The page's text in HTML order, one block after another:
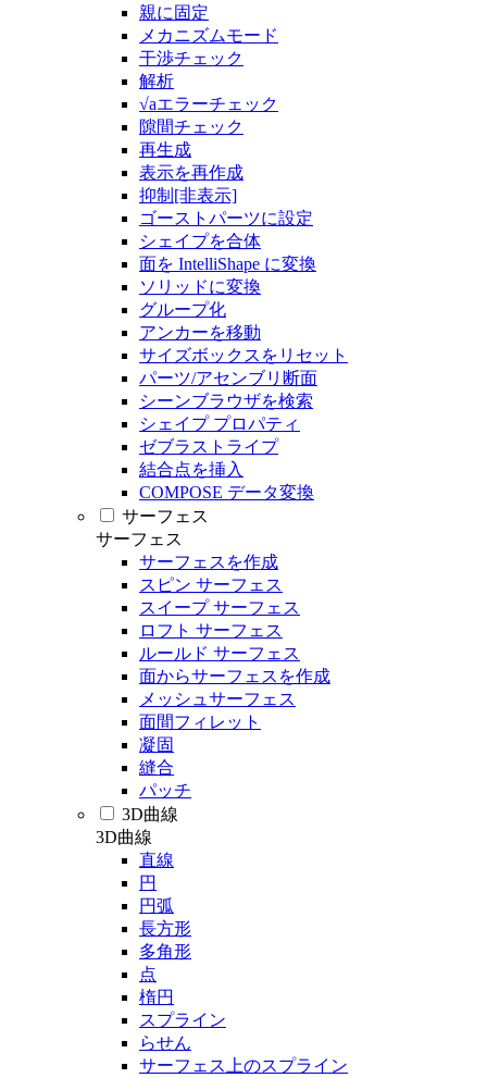
親に固定
メカニズムモード
干渉チェック
解析
√aエラーチェック
隙間チェック
再生成
表示を再作成
抑制[非表示]
ゴーストパーツに設定
シェイプを合体
面を IntelliShape に変換
ソリッドに変換
グループ化
アンカーを移動
サイズボックスをリセット
パーツ/アセンブリ断面
シーンブラウザを検索
シェイプ プロパティ
ゼブラストライプ
結合点を挿入
COMPOSE データ変換
サーフェス
サーフェス
サーフェスを作成
スピン サーフェス
スイープ サーフェス
ロフト サーフェス
ルールド サーフェス
面からサーフェスを作成
メッシュサーフェス
面間フィレット
凝固
縫合
パッチ
3D曲線
3D曲線
直線
円
円弧
長方形
多角形
点
楕円
スプライン
らせん
サーフェス上のスプライン